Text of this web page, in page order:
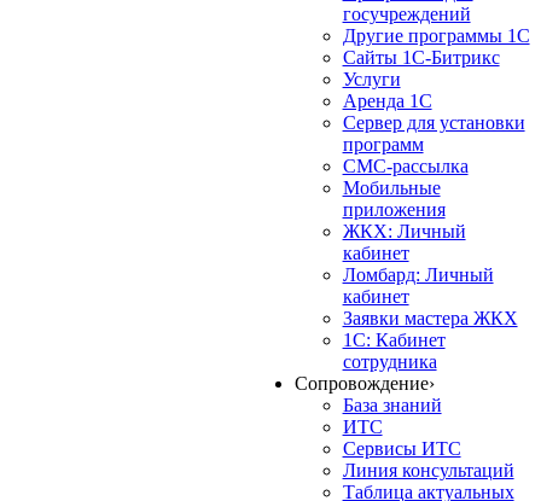
госучреждений
Другие программы 1С
Сайты 1С-Битрикс
Услуги
Аренда 1С
Сервер для установки
программ
СМС-рассылка
Мобильные
приложения
ЖКХ: Личный
кабинет
Ломбард: Личный
кабинет
Заявки мастера ЖКХ
1С: Кабинет
сотрудника
Сопровождение›
База знаний
ИТС
Сервисы ИТС
Линия консультаций
Таблица актуальных